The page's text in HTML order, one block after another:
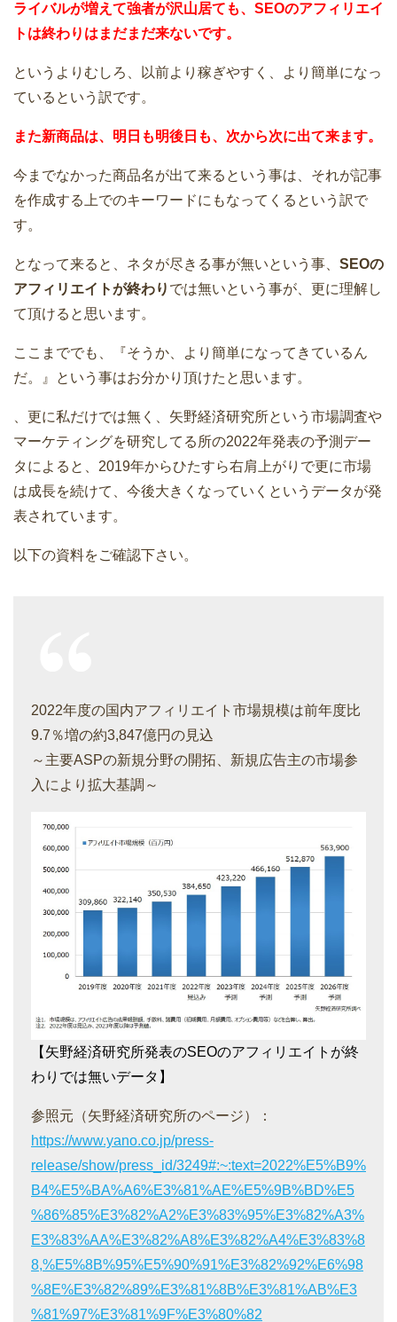
ライバルが増えて強者が沢山居ても、SEOのアフィリエイ
トは終わりはまだまだ来ないです。
というよりむしろ、以前より稼ぎやすく、より簡単になっ
ているという訳です。
また新商品は、明日も明後日も、次から次に出て来ます。
今までなかった商品名が出て来るという事は、それが記事
を作成する上でのキーワードにもなってくるという訳で
す。
となって来ると、ネタが尽きる事が無いという事、 SEOの
アフィリエイトが終わり では無いという事が、更に理解し
て頂けると思います。
ここまででも、『そうか、より簡単になってきているん
だ。』という事はお分かり頂けたと思います。
、更に私だけでは無く、矢野経済研究所という市場調査や
マーケティングを研究してる所の2022年発表の予測デー
タによると、2019年からひたすら右肩上がりで更に市場
は成長を続けて、今後大きくなっていくというデータが発
表されています。
以下の資料をご確認下さい。
2022年度の国内アフィリエイト市場規模は前年度比
9.7％増の約3,847億円の見込
～主要ASPの新規分野の開拓、新規広告主の市場参
入により拡大基調～
【矢野経済研究所発表のSEOのアフィリエイトが終
わりでは無いデータ】
参照元（矢野経済研究所のページ）：
https://www.yano.co.jp/press-
release/show/press_id/3249#:~:text=2022%E5%B9%
B4%E5%BA%A6%E3%81%AE%E5%9B%BD%E5
%86%85%E3%82%A2%E3%83%95%E3%82%A3%
E3%83%AA%E3%82%A8%E3%82%A4%E3%83%8
8,%E5%8B%95%E5%90%91%E3%82%92%E6%98
%8E%E3%82%89%E3%81%8B%E3%81%AB%E3
%81%97%E3%81%9F%E3%80%82